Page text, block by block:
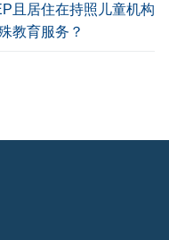
且居住在持照儿童机构
教育服务？